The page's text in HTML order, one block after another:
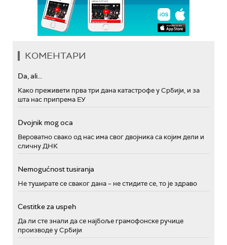
КОМЕНТАРИ
Da, ali...
Како преживети прва три дана катастрофе у Србији, и за
шта нас припрема ЕУ
Dvojnik mog oca
Вероватно свако од нас има свог двојника са којим дели и
сличну ДНК
Nemogućnost tusiranja
Не туширате се сваког дана – не стидите се, то је здраво
Cestitke za uspeh
Да ли сте знали да се најбоље грамофонске ручице
производе у Србији